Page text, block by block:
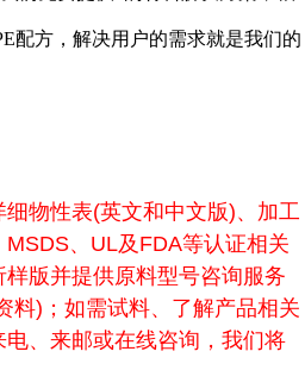
配方，解决用户的需求就是我们的
物性表(英文和中文版)、加工
、UL及FDA等认证相关
版并提供原料型号咨询服务
料)；如需试料、了解产品相关
、来邮或在线咨询，我们将